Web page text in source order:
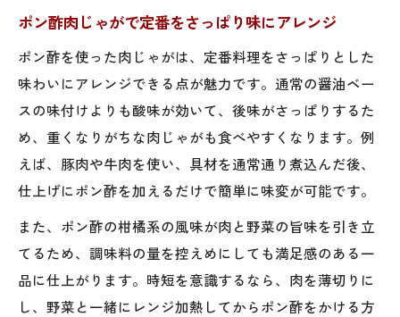
ポン酢肉じゃがで定番をさっぱり味にアレンジ
ポン酢を使った肉じゃがは、定番料理をさっぱりとした
味わいにアレンジできる点が魅力です。通常の醤油ベー
スの味付けよりも酸味が効いて、後味がさっぱりするた
め、重くなりがちな肉じゃがも食べやすくなります。例
えば、豚肉や牛肉を使い、具材を通常通り煮込んだ後、
仕上げにポン酢を加えるだけで簡単に味変が可能です。
また、ポン酢の柑橘系の風味が肉と野菜の旨味を引き立
てるため、調味料の量を控えめにしても満足感のある一
品に仕上がります。時短を意識するなら、肉を薄切りに
し、野菜と一緒にレンジ加熱してからポン酢をかける方